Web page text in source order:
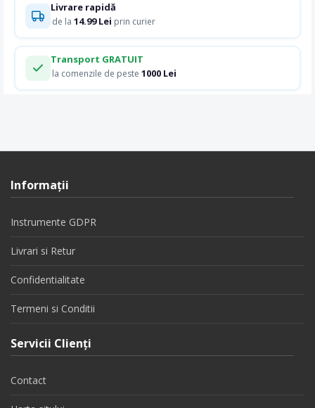
Livrare rapidă
de la 14.99 Lei prin curier
Transport GRATUIT
la comenzile de peste 1000 Lei
Informaţii
Instrumente GDPR
Livrari si Retur
Confidentialitate
Termeni si Conditii
Servicii Clienţi
Contact